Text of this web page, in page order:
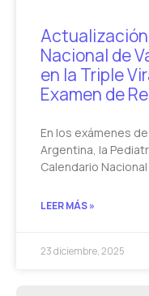
Nacional de
en la Triple
Examen de
En los exámenes
Argentina, la
Calendario
LEER MÁS »
23 diciembre, 2025